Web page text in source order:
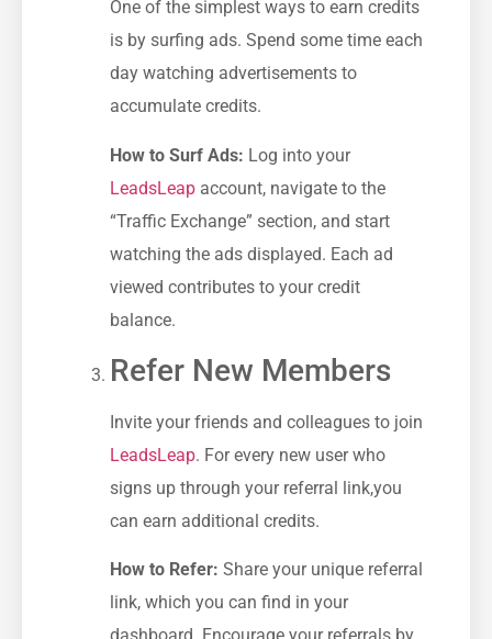
One of the⁤ simplest ways to⁢ earn credits
is by surfing ads. Spend some time each
day watching advertisements to
accumulate ‌credits.
How to Surf Ads: Log into your
LeadsLeap ​account, navigate to the
“Traffic Exchange” section, and start
watching the ads displayed. ​Each ad
viewed contributes to your ⁤credit
balance.
Refer New Members
Invite ⁤your⁢ friends and colleagues to join
LeadsLeap. For every new user who
signs up through your referral link,you
can ‌earn⁣ additional credits.
How to Refer: Share your unique referral
link, which you can find in your ​